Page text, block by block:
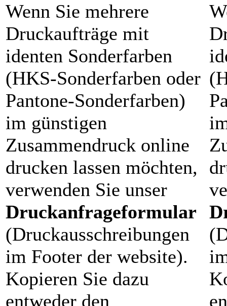
Wenn Sie mehrere
Druckaufträge mit
identen Sonderfarben
(HKS-Sonderfarben oder
Pantone-Sonderfarben)
im günstigen
Zusammendruck online
drucken lassen möchten,
verwenden Sie unser
Druckanfrageformular
(Druckausschreibungen
im Footer der website).
Kopieren Sie dazu
entweder den